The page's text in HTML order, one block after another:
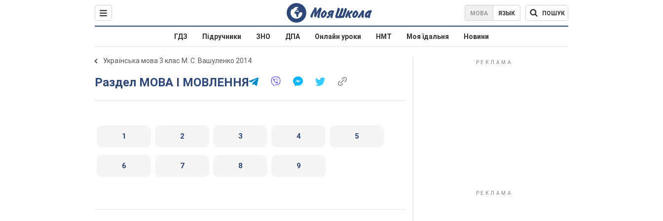
МОВА ЯЗЫК ПОШУК
ГДЗ Підручники ЗНО ДПА Онлайн уроки НМТ Моя їдальня Новини
Українська мова 3 клас М. С. Вашуленко 2014
Раздел МОВА І МОВЛЕННЯ
1 2 3 4 5
6 7 8 9